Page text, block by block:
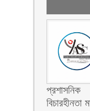
প্রশাসনিক
বিচারহীনতা